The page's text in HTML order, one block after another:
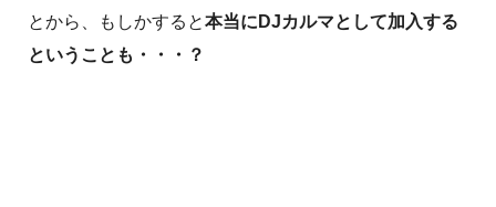
とから、もしかすると本当にDJカルマとして加入する
ということも・・・？